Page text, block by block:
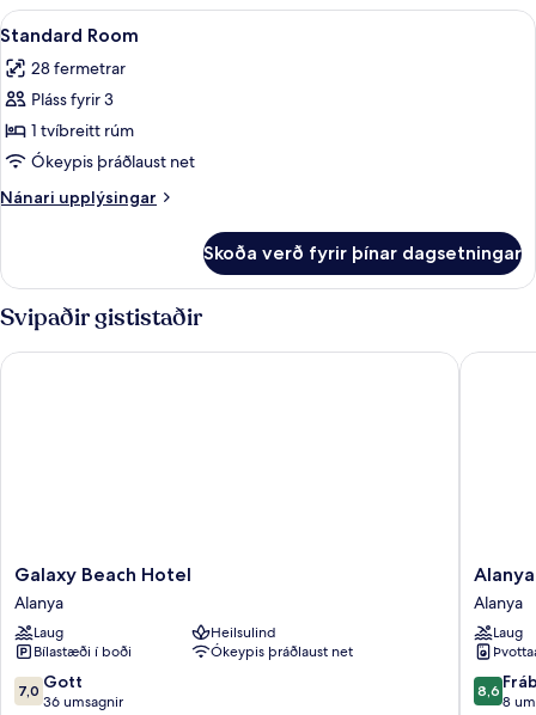
Skoða
allar
myndir
fyrir
Standard
Room
Míníbar, öryggishólf í herbergi,
4
Standard Room
28 fermetrar
Pláss fyrir 3
1 tvíbreitt rúm
Ókeypis þráðlaust net
Nánari upplýsingar
Nánari
Room
Skoða verð fyrir þínar dagsetningar
Svipaðir gististaðir
Galaxy
Beach
Hotel
Alanya
Galaxy Beach Hotel
Alanya
Laug
Heilsulind
Bílastæði í boði
Ókeypis þráðlaust net
7.0
af
7,0 Gott
36 umsagnir
Galaxy Beach Hotel
Alanya
Azura
Family
Style
Alanya
Alanya
Laug
8.6
af
8,6
8
Alanya